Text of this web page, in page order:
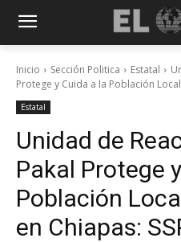
Inicio Sección Politica Estatal
Protege y Cuida a la Población
Estatal
Unidad de
Pakal Protege
Población
en Chiapas: